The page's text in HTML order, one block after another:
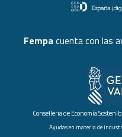
Fempa cuenta con las
Conselleria de Economía
Ayudas en materia de